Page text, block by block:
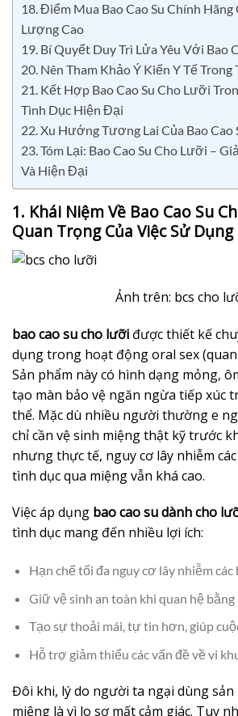
18. Điểm Mua Bao Cao Su Chính Hãng
Lượng Cao
19. Bí Quyết Duy Trì Lửa Yêu Với Bao
20. Nên Tham Khảo Ý Kiến Y Tế
21. Kết Hợp Bao Cao Su Cho Lưỡi
Tình Dục Hiện Đại
22. Xu Hướng Tương Lai Của Bao Cao
23. Tóm Lại: Bao Cao Su Cho Lưỡi –
Và Hiện Đại
1. Khái Niệm Về Bao Cao Su
Quan Trọng Của Việc Sử Dụng
Ảnh trên: bcs cho
bao cao su cho lưỡi được thiết kế
dụng trong hoạt động oral sex
Sản phẩm này có hình dạng mỏng,
tạo màn bảo vệ ngăn ngừa tiếp xúc
thể. Mặc dù nhiều người thường e
chỉ cần vệ sinh miệng thật kỹ trước
nhưng thực tế, nguy cơ lây nhiễm
tình dục qua miệng vẫn khá cao.
Việc áp dụng bao cao su dành cho
tình dục mang đến nhiều lợi ích:
Hạn chế tối đa nguy cơ lây nhiễm
Giữ vệ sinh an toàn khi quan hệ bằng
Tạo sự thoải mái, tự tin hơn, giúp
Hỗ trợ giảm thiểu các vấn đề về vi
Đôi khi, lý do người ta ngại dùng sản
miệng là vì lo sợ mất cảm giác. Tuy